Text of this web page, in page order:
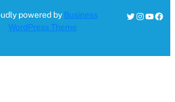
powered by Business
WordPress Theme
Twitter